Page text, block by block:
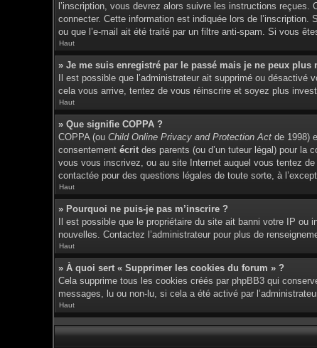
l’inscription, vous devrez alors suivre les instructions
connecter. Cette information est indiquée lors de
ou que l’e-mail ait été traité par un filtre anti-spam. Si vous
Haut
» Je me suis enregistré par le passé mais je ne peux plus
Il est possible que l’administrateur ait supprimé ou
cela vous arrive, tentez de vous réinscrire et soyez plus
Haut
» Que signifie COPPA ?
COPPA (ou Child Online Privacy and Protection Act de 1998)
consentement écrit des parents (ou d’un tuteur légal) pour la
vous vous inscrivez, ou au site Internet auquel vous tentez
contactée pour des questions légales de toute sorte, à
Haut
» Pourquoi ne puis-je pas m’inscrire ?
Il est possible que le propriétaire du site ait banni votre IP ou
nouvelles. Contactez l’administrateur pour plus de
Haut
» À quoi sert « Supprimer les cookies du forum » ?
Cela supprime tous les cookies créés par phpBB3 qui
messages, lu ou non-lu, si cela a été activé par
Haut